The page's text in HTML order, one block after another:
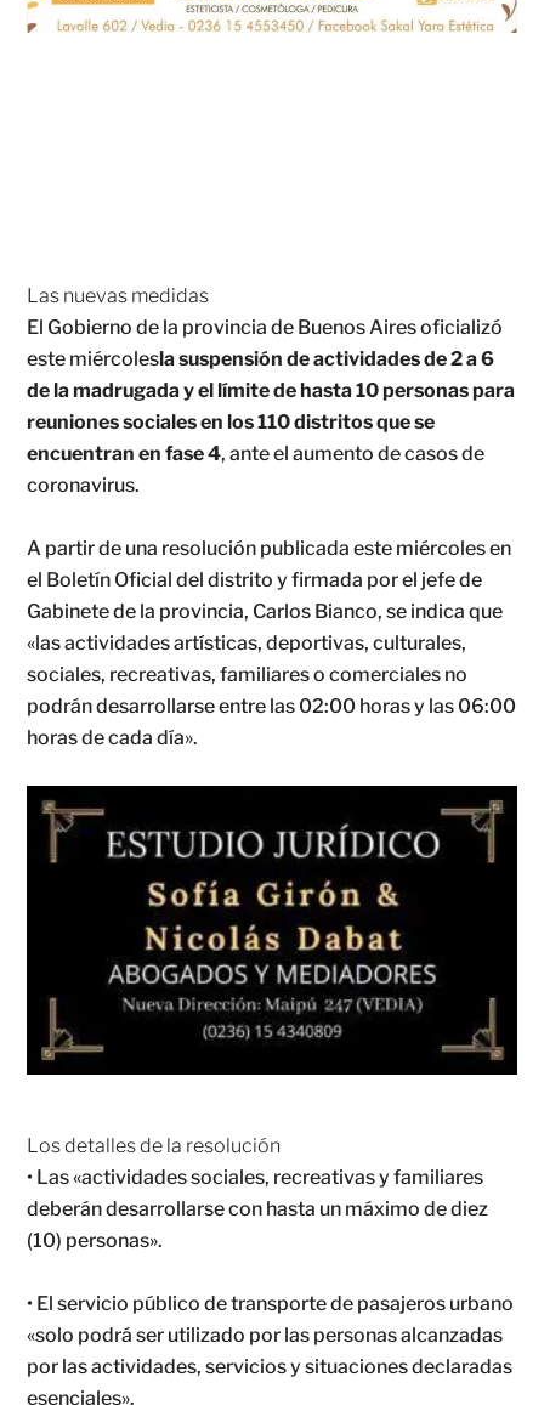
Las nuevas medidas
El Gobierno de la provincia de Buenos Aires oficializó
este miércolesla suspensión de actividades de 2 a 6
de la madrugada y el límite de hasta 10 personas para
reuniones sociales en los 110 distritos que se
encuentran en fase 4, ante el aumento de casos de
coronavirus.
A partir de una resolución publicada este miércoles en
el Boletín Oficial del distrito y firmada por el jefe de
Gabinete de la provincia, Carlos Bianco, se indica que
«las actividades artísticas, deportivas, culturales,
sociales, recreativas, familiares o comerciales no
podrán desarrollarse entre las 02:00 horas y las 06:00
horas de cada día».
Los detalles de la resolución
• Las «actividades sociales, recreativas y familiares
deberán desarrollarse con hasta un máximo de diez
(10) personas».
• El servicio público de transporte de pasajeros urbano
«solo podrá ser utilizado por las personas alcanzadas
por las actividades, servicios y situaciones declaradas
esenciales».